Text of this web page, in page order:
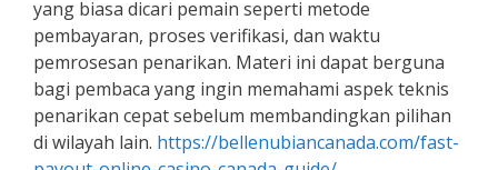
yang biasa dicari pemain seperti metode
pembayaran, proses verifikasi, dan waktu
pemrosesan penarikan. Materi ini dapat berguna
bagi pembaca yang ingin memahami aspek teknis
penarikan cepat sebelum membandingkan pilihan
di wilayah lain. https://bellenubiancanada.com/fast-